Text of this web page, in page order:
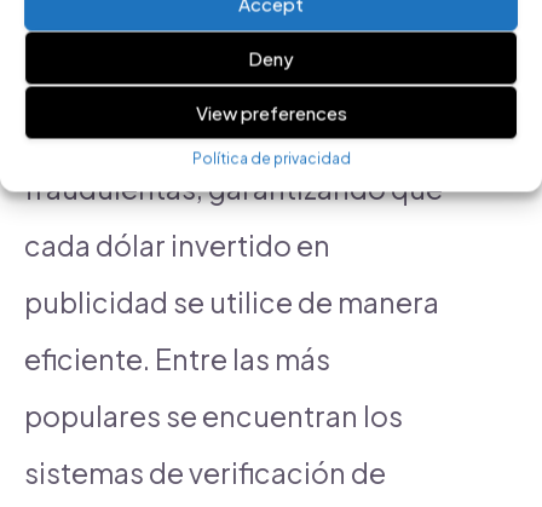
Deny
View preferences
Política de privacidad
utilizar. Estas herramientas
están diseñadas para detectar y
prevenir actividades
fraudulentas, garantizando que
cada dólar invertido en
publicidad se utilice de manera
eficiente. Entre las más
populares se encuentran los
sistemas de verificación de